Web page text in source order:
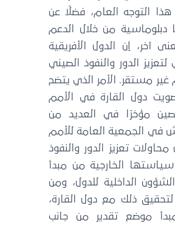
التوجه العام، فضلًا عن
دبلوماسية من خلال الدعم
آخر، إن الدول الأفريقية
لتعزيز الدور والنفوذ الصيني
غير مستقر. الأمر الذي يتضح
دول القارة في الأمم
مؤخرًا في العديد من
في الجمعية العامة للأمم
تعزيز الدور والنفوذ
الخارجية من مبدأ
الداخلية للدول، ومن
ذلك مع دول القارة،
موضع تقدير من جانب